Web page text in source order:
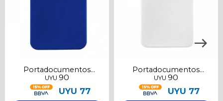
Portadocumentos
adhesivo azul
UYU 90
UYU 77
Portadocumentos
adhesivo blanco
UYU 90
UYU 77